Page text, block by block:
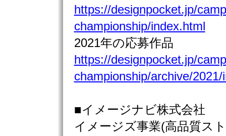
https://designpocket.jp/
championship/index.html
2021年の応募作品
https://designpocket.jp/
championship/archive/
■イメージナビ株式会社
イメージズ事業(高品質ス